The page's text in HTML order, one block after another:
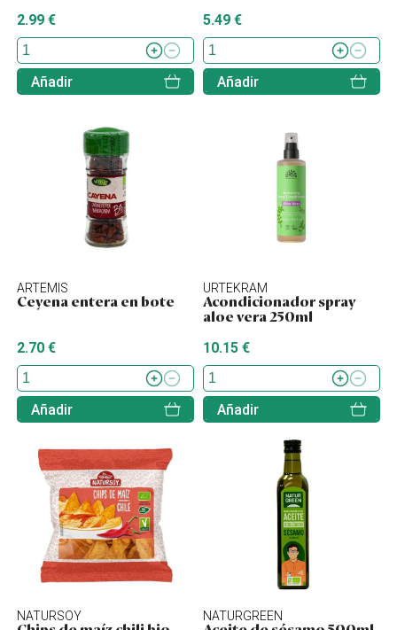
2.99 €
Añadir
5.49 €
Añadir
ARTEMIS
Ceyena entera en bote
2.70 €
Añadir
URTEKRAM
Acondicionador spray
aloe vera 250ml
10.15 €
Añadir
NATURSOY NATURGREEN